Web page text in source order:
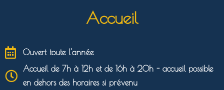
Accueil
Ouvert toute l'année
Accueil de 7h à 12h et de 16h à 20h - accueil possible
en dehors des horaires si prévenu